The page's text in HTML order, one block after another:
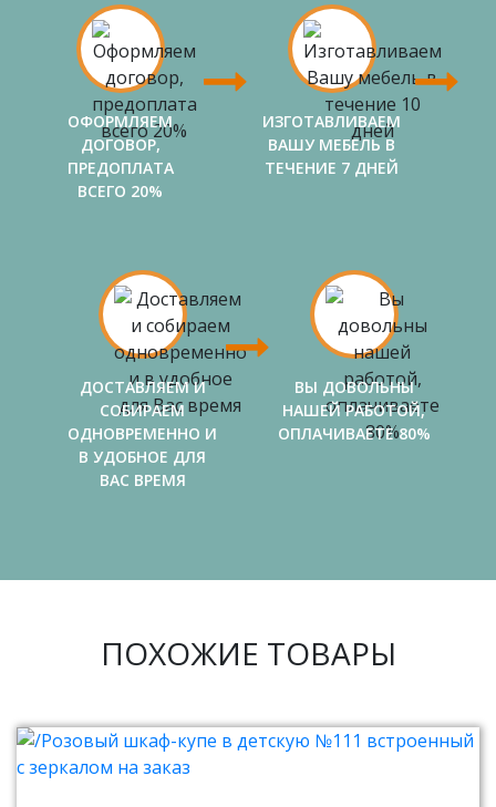
ОФОРМЛЯЕМ
ДОГОВОР,
ПРЕДОПЛАТА
ВСЕГО 20%
ИЗГОТАВЛИВАЕМ
ВАШУ МЕБЕЛЬ В
ТЕЧЕНИЕ 7 ДНЕЙ
ДОСТАВЛЯЕМ И
СОБИРАЕМ
ОДНОВРЕМЕННО И
В УДОБНОЕ ДЛЯ
ВАС ВРЕМЯ
ВЫ ДОВОЛЬНЫ
НАШЕЙ РАБОТОЙ,
ОПЛАЧИВАЕТЕ 80%
ПОХОЖИЕ ТОВАРЫ